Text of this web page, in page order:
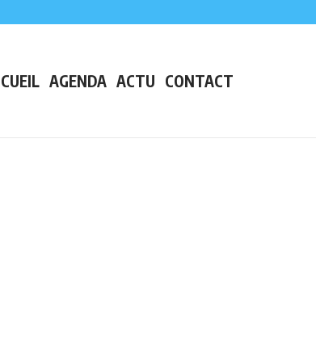
en plein centre-ville
AGENDA ACTU CONTACT